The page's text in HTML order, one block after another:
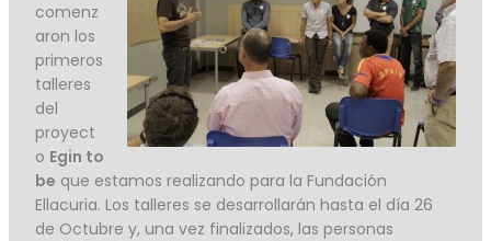
comenz
aron los
primeros
talleres
del
proyect
o Egin to
be que estamos realizando para la Fundación
Ellacuria. Los talleres se desarrollarán hasta el día 26
de Octubre y, una vez finalizados, las personas